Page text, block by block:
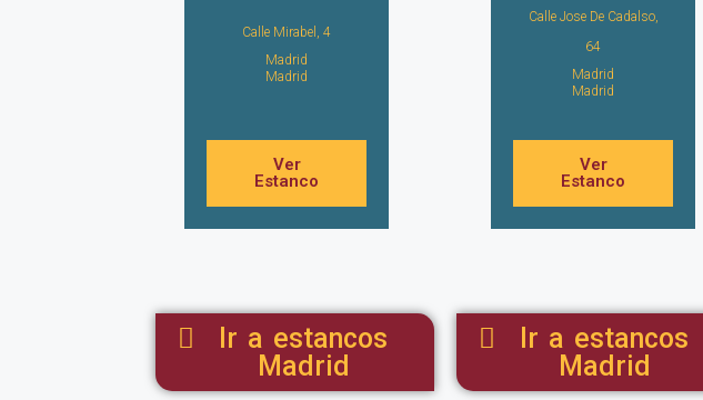
Calle Mirabel, 4
Madrid
Madrid
Ver
Estanco
Calle Jose De Cadalso,
64
Madrid
Madrid
Ver
Estanco
Ir a estancos
Madrid
Ir a estancos
Madrid